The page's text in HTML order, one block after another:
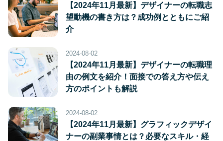
【2024年11月最新】デザイナーの転職志
望動機の書き方は？成功例とともにご紹
介
2024-08-02
【2024年11月最新】デザイナーの転職理
由の例文を紹介！面接での答え方や伝え
方のポイントも解説
2024-08-02
【2024年11月最新】グラフィックデザイ
ナーの副業事情とは？必要なスキル・経